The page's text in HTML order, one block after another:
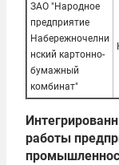
ЗАО "Народное
предприятие
Набережночелни
нский картонно-
бумажный
комбинат"
работы